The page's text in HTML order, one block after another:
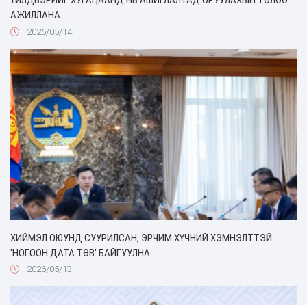
АЖИЛЛАНА
2026/05/14
ХИЙМЭЛ ОЮУНД СУУРИЛСАН, ЭРЧИМ ХҮЧНИЙ ХЭМНЭЛТТЭЙ
'НОГООН ДАТА ТӨВ' БАЙГУУЛНА
2026/05/13